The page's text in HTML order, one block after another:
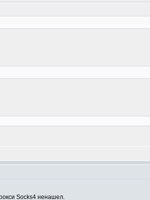
Socks4 ненашел.